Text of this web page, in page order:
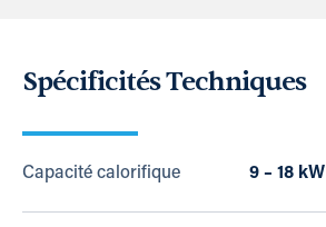
Spécificités Techniques
Capacité calorifique 9 – 18 kW